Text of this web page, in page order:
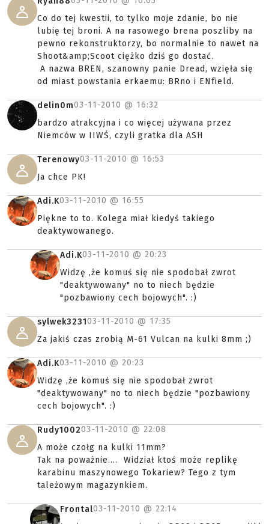
Co do tej kwestii, to tylko moje zdanie, bo nie
lubię tej broni. A na rasowego brena poszliby na
pewno rekonstruktorzy, bo normalnie to nawet na
Shoot&amp;Scoot ciężko dziś go dostać.
A nazwa BREN, szanowny panie Dread, wzięła się
od miast powstania erkaemu: BRno i ENfield.
delin0m03-11-2010 @ 16:32
bardzo atrakcyjna i co więcej używana przez
Niemców w IIWŚ, czyli gratka dla ASH
Terenowy03-11-2010 @ 16:53
Ja chce PK!
Adi.K03-11-2010 @ 16:55
Piękne to to. Kolega miał kiedyś takiego
deaktywowanego.
Adi.K03-11-2010 @ 20:23
Widzę ,że komuś się nie spodobał zwrot
"deaktywowany" no to niech będzie
"pozbawiony cech bojowych". :)
sylwek323103-11-2010 @ 17:35
Za jakiś czas zrobią M-61 Vulcan na kulki 8mm ;)
Adi.K03-11-2010 @ 20:23
Widzę ,że komuś się nie spodobał zwrot
"deaktywowany" no to niech będzie "pozbawiony
cech bojowych". :)
Rudy100203-11-2010 @ 22:08
A może czołg na kulki 11mm?
Tak na poważnie.... Widział ktoś może replikę
karabinu maszynowego Tokariew? Tego z tym
tależowym magazynkiem.
Frontal03-11-2010 @ 22:14